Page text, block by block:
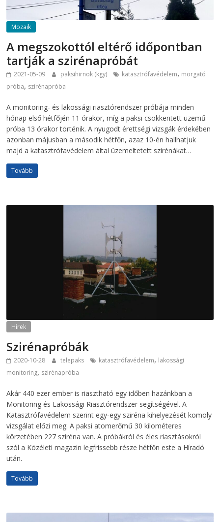
Mozaik
A megszokottól eltérő időpontban
tartják a szirénapróbát
2021-05-09 paksihirnok (kgy) katasztrófavédelem, morgató
próba, szirénapróba
A monitoring- és lakossági riasztórendszer próbája minden
hónap első hétfőjén 11 órakor, míg a paksi csökkentett üzemű
próba 13 órakor történik. A nyugodt érettségi vizsgák érdekében
azonban májusban a második hétfőn, azaz 10-én hallhatjuk
majd a katasztrófavédelem által üzemeltetett szirénákat…
Tovább
Hírek
Szirénapróbák
2020-10-28 telepaks katasztrófavédelem, lakossági
monitoring, szirénapróba
Akár 440 ezer ember is riasztható egy időben hazánkban a
Monitoring és Lakossági Riasztórendszer segítségével. A
Katasztrófavédelem szerint egy-egy sziréna kihelyezését komoly
vizsgálat előzi meg. A paksi atomerőmű 30 kilométeres
körzetében 227 sziréna van. A próbákról és éles riasztásokról
szól a Közéleti magazin legfrissebb része hétfőn este a Híradó
után.
Tovább